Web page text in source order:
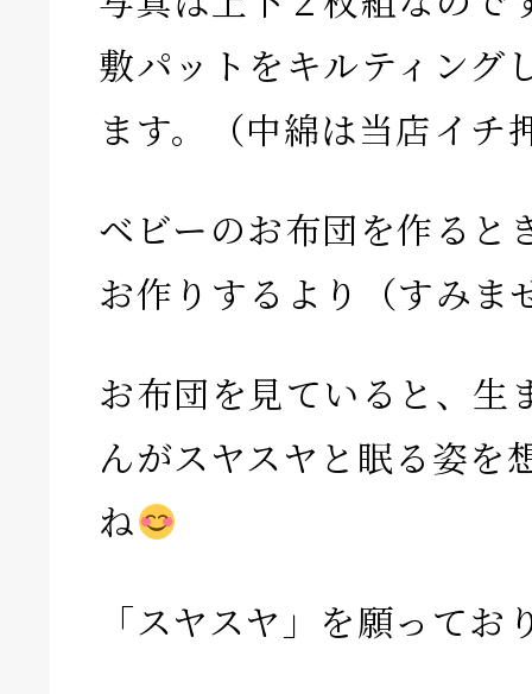
敷パットをキルティング
ます。（中綿は当店イチ
ベビーのお布団を作ると
お作りするより（すみま
お布団を見ていると、生
んがスヤスヤと眠る姿を
ね
「スヤスヤ」を願ってお